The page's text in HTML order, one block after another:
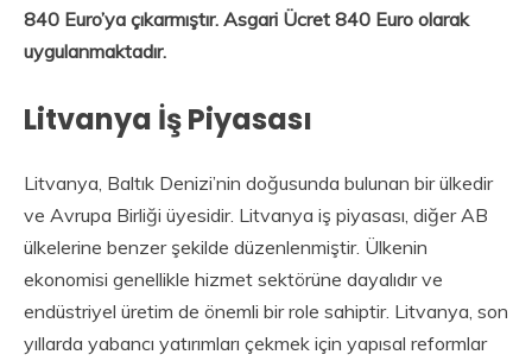
840 Euro’ya çıkarmıştır. Asgari Ücret 840 Euro olarak
uygulanmaktadır.
Litvanya İş Piyasası
Litvanya, Baltık Denizi’nin doğusunda bulunan bir ülkedir
ve Avrupa Birliği üyesidir. Litvanya iş piyasası, diğer AB
ülkelerine benzer şekilde düzenlenmiştir. Ülkenin
ekonomisi genellikle hizmet sektörüne dayalıdır ve
endüstriyel üretim de önemli bir role sahiptir. Litvanya, son
yıllarda yabancı yatırımları çekmek için yapısal reformlar